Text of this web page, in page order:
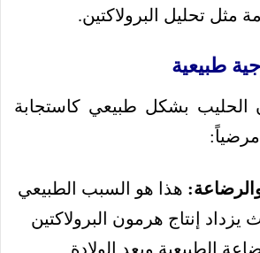
مثل تحليل البرولاكتين.
طبيعية
الحليب بشكل طبيعي كاستجابة
مرضياً:
هذا هو السبب الطبيعي
يزداد إنتاج هرمون البرولاكتين
الطبيعية وبعد الولادة